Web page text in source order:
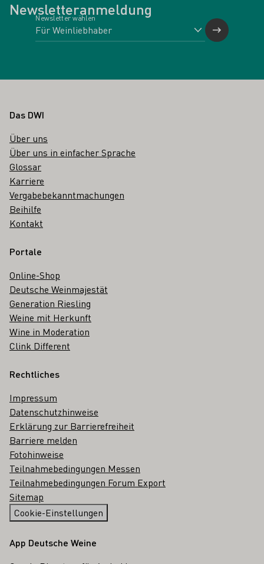
Newsletteranmeldung
Newsletter wählen
Fußbereich
Das DWI
Über uns
Über uns in einfacher Sprache
Glossar
Karriere
Vergabebekanntmachungen
Beihilfe
Kontakt
Portale
Online-Shop
Deutsche Weinmajestät
Generation Riesling
Weine mit Herkunft
Wine in Moderation
Clink Different
Rechtliches
Impressum
Datenschutzhinweise
Erklärung zur Barrierefreiheit
Barriere melden
Fotohinweise
Teilnahmebedingungen Messen
Teilnahmebedingungen Forum Export
Sitemap
Cookie-Einstellungen
App Deutsche Weine